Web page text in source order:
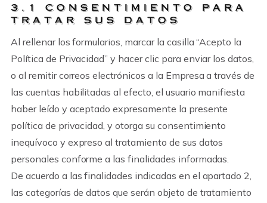
3.1 CONSENTIMIENTO PARA
TRATAR SUS DATOS
Al rellenar los formularios, marcar la casilla “Acepto la
Política de Privacidad” y hacer clic para enviar los datos,
o al remitir correos electrónicos a la Empresa a través de
las cuentas habilitadas al efecto, el usuario manifiesta
haber leído y aceptado expresamente la presente
política de privacidad, y otorga su consentimiento
inequívoco y expreso al tratamiento de sus datos
personales conforme a las finalidades informadas.
De acuerdo a las finalidades indicadas en el apartado 2,
las categorías de datos que serán objeto de tratamiento